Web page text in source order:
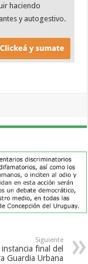
haciendo
y autogestivo.
Siguiente
final del
Guardia Urbana